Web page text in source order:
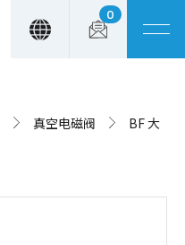
0
真空电磁阀
BF 大